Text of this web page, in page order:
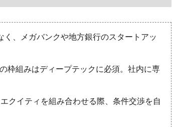
く、メガバンクや地方銀行のスタートアッ
枠組みはディープテックに必須。社内に専
クイティを組み合わせる際、条件交渉を自